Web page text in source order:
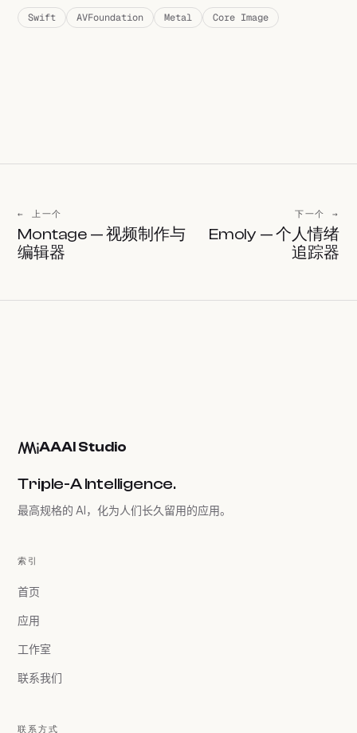
Swift AVFoundation Metal Core Image
← 上一个
Montage — 视频制作与
编辑器
下一个 →
Emoly — 个人情绪
追踪器
AAAI Studio
Triple-A Intelligence.
最高规格的 AI，化为人们长久留用的应用。
索引
首页
应用
工作室
联系我们
联系方式